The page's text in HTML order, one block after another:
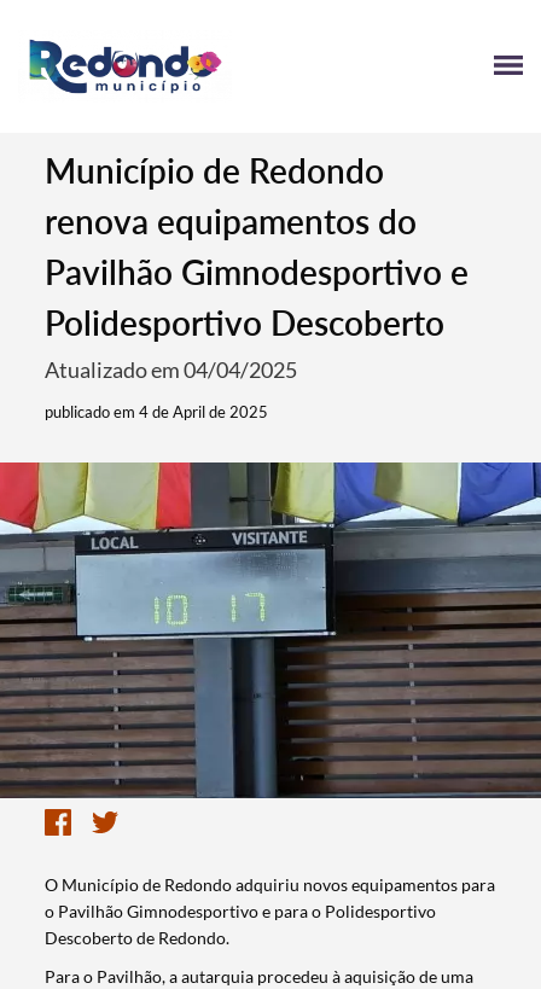
Município de Redondo
renova equipamentos do
Pavilhão Gimnodesportivo e
Polidesportivo Descoberto
Atualizado em 04/04/2025
publicado em 4 de April de 2025
O Município de Redondo adquiriu novos equipamentos para
o Pavilhão Gimnodesportivo e para o Polidesportivo
Descoberto de Redondo.
Para o Pavilhão, a autarquia procedeu à aquisição de uma